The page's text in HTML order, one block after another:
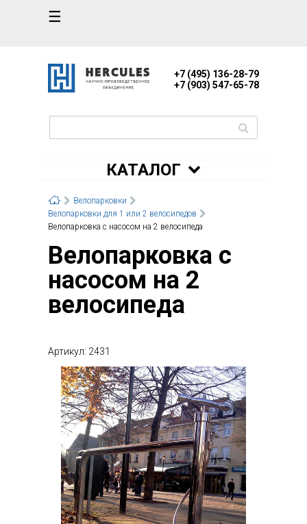
☰
+7 (495) 136-28-79
+7 (903) 547-65-78
КАТАЛОГ
Велопарковки
Велопарковки для 1 или 2 велосипедов
Велопарковка с насосом на 2 велосипеда
Велопарковка с
насосом на 2
велосипеда
Артикул: 2431